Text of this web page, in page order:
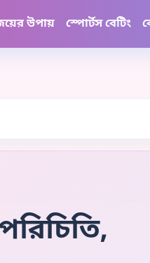
উপায় স্পোর্টস বেটিং